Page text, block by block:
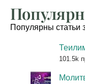
Популярны статьи
101.5k